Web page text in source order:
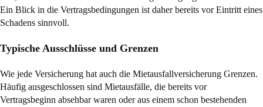
Ein Blick in die Vertragsbedingungen ist daher bereits vor Eintritt eines
Schadens sinnvoll.
Typische Ausschlüsse und Grenzen
Wie jede Versicherung hat auch die Mietausfallversicherung Grenzen.
Häufig ausgeschlossen sind Mietausfälle, die bereits vor
Vertragsbeginn absehbar waren oder aus einem schon bestehenden